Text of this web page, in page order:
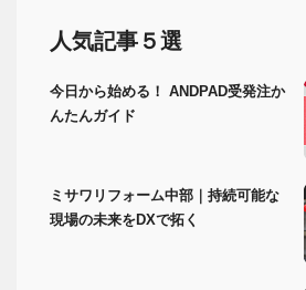
人気記事５選
今日から始める！ ANDPAD受発注か
んたんガイド
ミサワリフォーム中部｜持続可能な
現場の未来をDXで拓く